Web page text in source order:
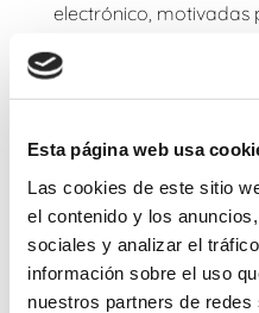
Esta página web usa
Las cookies de este sitio
el contenido y los
sociales y analizar el
información sobre el uso
nuestros partners de
electrónico, motivadas
bloqueos en el uso del
electrónico causados
en el Centro de
de Internet o en otros
como de daños que
terceras personas
ilegítimas fuera del
Arruti y otro, C.B.